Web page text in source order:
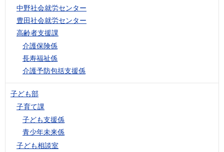
中野社会就労センター
豊田社会就労センター
高齢者支援課
介護保険係
長寿福祉係
介護予防包括支援係
子ども部
子育て課
子ども支援係
青少年未来係
子ども相談室